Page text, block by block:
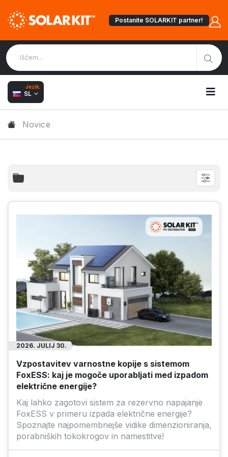
Postanite SOLARKIT partner!
Jezik:
SL
Novice
2026. JULIJ 30.
Vzpostavitev varnostne kopije s sistemom
FoxESS: kaj je mogoče uporabljati med izpadom
električne energije?
Kaj lahko zagotovi sistem za rezervno napajanje
FoxESS v primeru izpada električne energije?
Spoznajte najpomembnejše vidike dimenzioniranja,
porabniških tokokrogov in namestitve!
zalogi
Ponudba poteče: 2026.09.10.
Na zalogi
Ponudba poteče: 2026.09.10.